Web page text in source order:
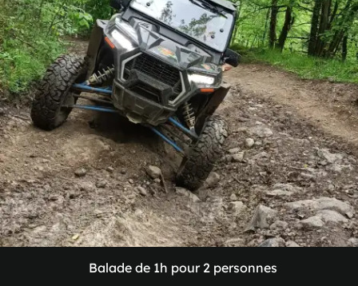
Balade de 1h pour 2 personnes